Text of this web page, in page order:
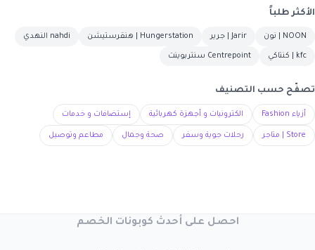
الأكثر طلباً
NOON | نون Jarir | جرير Hungerstation | هنقرستيشن nahdi النهدي
kfc | كنتاكي Centrepoint سنتربوينت
تصفّح حسب التصنيف
أزياء Fashion الكترونيات و أجهزة كهربائية إستضافات و خدمات
Store | متاجر رحلات جوية وسفر صحة وجمال مطاعم وتوصيل
احصل على أحدث كوبونات الخصم